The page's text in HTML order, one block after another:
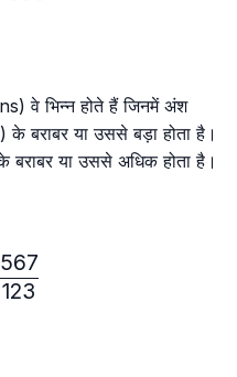
वे भिन्न होते हैं जिनमें अंश
बराबर या उससे बड़ा होता है।
बराबर या उससे अधिक होता है।
123
567